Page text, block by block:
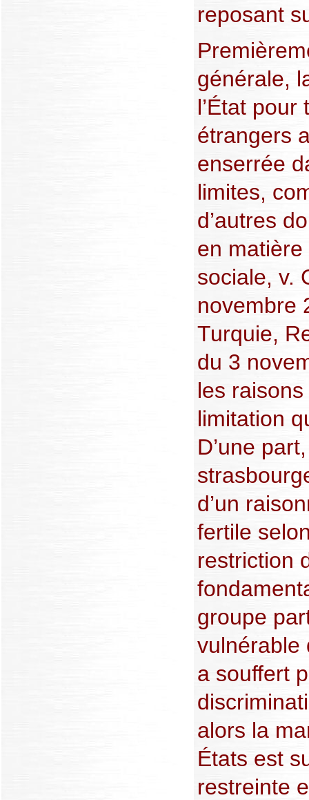
reposant
générale,
l’État
étrangers
enserrée
limites,
d’autres
en
sociale, v.
novembre
Turquie,
du 3
les
limitation
D’une
d’un
fertile
restriction
groupe
vulnérable
a souffert
alors la
États est
restreinte